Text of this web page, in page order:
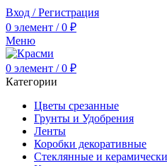
Вход / Регистрация
0 элемент / 0 ₽
Меню
0 элемент / 0 ₽
Категории
Цветы срезанные
Грунты и Удобрения
Ленты
Коробки декоративные
Стеклянные и